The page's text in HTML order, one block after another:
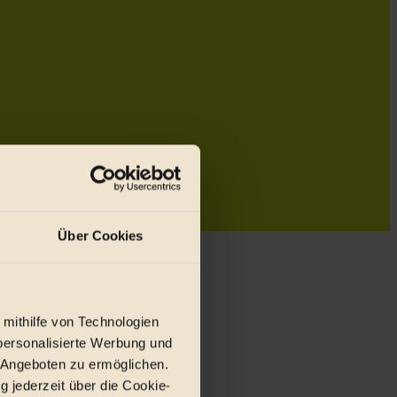
Über Cookies
von Technologien
Werbung und
zu ermöglichen.
jederzeit über die Cookie-